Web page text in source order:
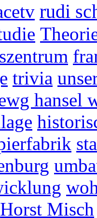
rudi
trivia
hansel
Horst Misch